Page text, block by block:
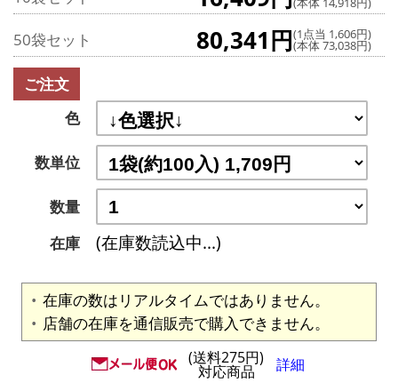
50袋セット 80,341円(1点当 1,606円)
(本体 73,038円)
ご注文
色
数単位
数量
在庫
(在庫数読込中...)
在庫の数はリアルタイムではありません。
店舗の在庫を通信販売で購入できません。
(送料275円)
対応商品 詳細